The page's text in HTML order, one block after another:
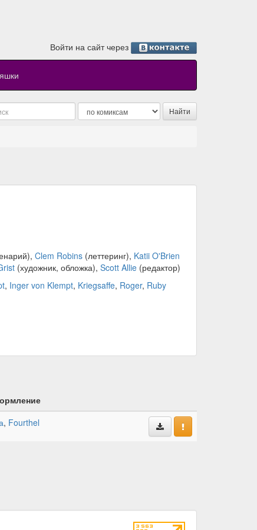
Войти на сайт через
Clem Robins(леттеринг), Katii O'Brien
(художник, обложка), Scott Allie(редактор)
, Inger von Klempt, Kriegsaffe, Roger, Ruby
, Fourthel